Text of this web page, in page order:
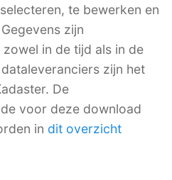
te bewerken en
zijn
in de tijd als in de
zijn het
De
voor deze download
in dit overzicht